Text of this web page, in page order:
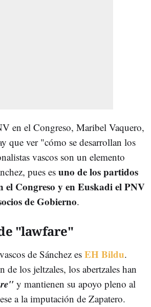
en el Congreso, Maribel Vaquero,
que ver "cómo se desarrollan los
vascos son un elemento
pues esuno de los partidos
el Congreso y en Euskadi el PNV
de Gobierno.
"lawfare"
de Sánchez es EH Bildu.
de los jeltzales, los abertzales han
y mantienen su apoyo pleno al
a la imputación de Zapatero.